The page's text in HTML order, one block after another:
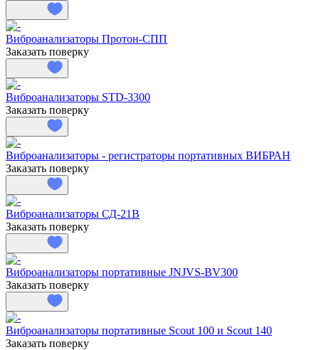
Виброанализаторы Протон-СПП
Заказать поверку
Виброанализаторы STD-3300
Заказать поверку
Виброанализаторы - регистраторы портативных ВИБРАН
Заказать поверку
Виброанализаторы СД-21В
Заказать поверку
Виброанализаторы портативные JNJVS-BV300
Заказать поверку
Виброанализаторы портативные Scout 100 и Scout 140
Заказать поверку